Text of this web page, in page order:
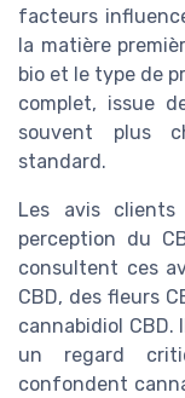
facteurs
la matière
bio et le type de
complet, issue
souvent plus
standard.
Les avis
perception du
consultent ces
CBD, des fleurs
cannabidiol
un regard
confondent